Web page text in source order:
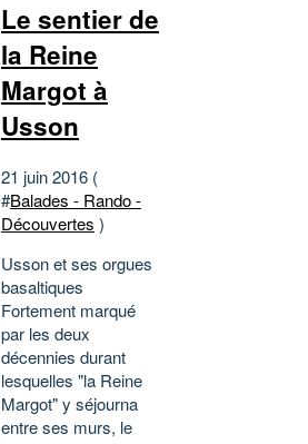
Le sentier de
la Reine
Margot à
Usson
21 juin 2016 (
#Balades - Rando -
Découvertes )
Usson et ses orgues
basaltiques
Fortement marqué
par les deux
décennies durant
lesquelles "la Reine
Margot" y séjourna
entre ses murs, le